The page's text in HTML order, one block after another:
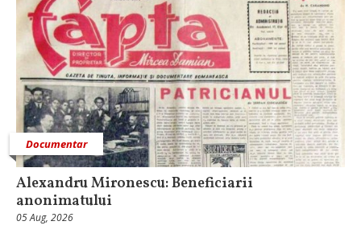
Documentar
Alexandru Mironescu: Beneficiarii
anonimatului
05 Aug, 2026